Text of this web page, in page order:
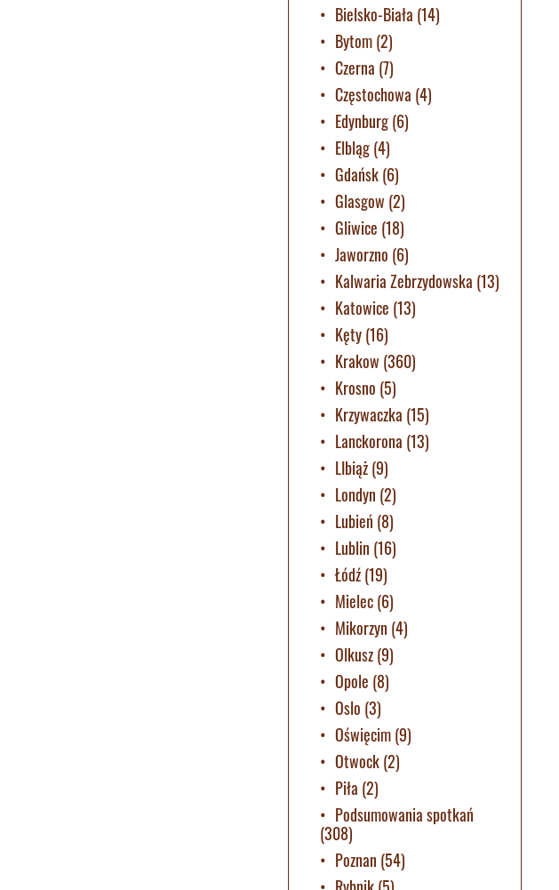
Bielsko-Biała (14)
Bytom(2)
Czerna (7)
Częstochowa (4)
Edynburg(6)
Elbląg(4)
Gdańsk(6)
Glasgow (2)
Gliwice (18)
Jaworzno (6)
Kalwaria Zebrzydowska (13)
Katowice (13)
Kęty(16)
Krakow (360)
Krosno (5)
Krzywaczka (15)
Lanckorona (13)
LIbiąż(9)
Londyn (2)
Lubień (8)
Lublin (16)
Łódź(19)
Mielec(6)
Mikorzyn (4)
Olkusz(9)
Opole (8)
Oslo (3)
Oświęcim(9)
Otwock(2)
Piła (2)
Podsumowania spotkań
(308)
Poznan (54)